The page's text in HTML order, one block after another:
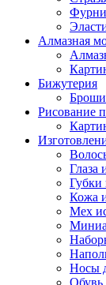
Алмазная
Бижутерия
Броши
Рисование
Глаза
Губки
Кожа
Мех
Носы
Обувь